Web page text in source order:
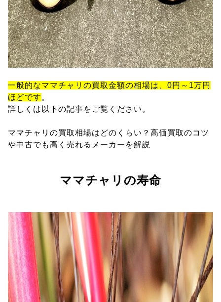
一般的なママチャリの買取金額の相場は、0円～1万円
ほどです 。
詳しくは以下の記事をご覧ください。
ママチャリの買取相場はどのくらい？高価買取のコツ
や中古でも高く売れるメーカーを解説
ママチャリの寿命